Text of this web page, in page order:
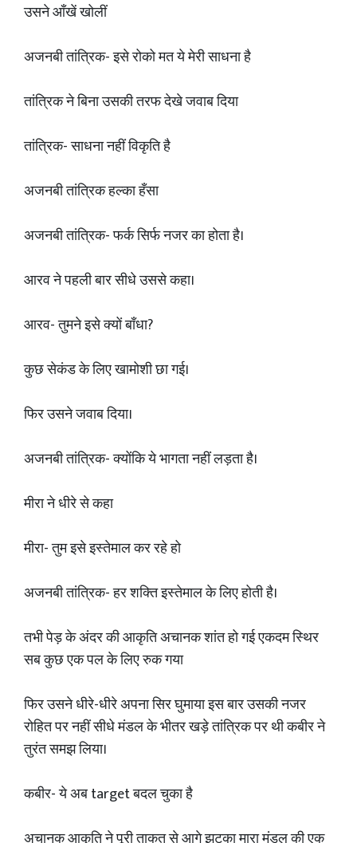
उसने आँखें खोलीं
अजनबी तांत्रिक- इसे रोको मत ये मेरी साधना है
तांत्रिक ने बिना उसकी तरफ देखे जवाब दिया
तांत्रिक- साधना नहीं विकृति है
अजनबी तांत्रिक हल्का हँसा
अजनबी तांत्रिक- फर्क सिर्फ नजर का होता है।
आरव ने पहली बार सीधे उससे कहा।
आरव- तुमने इसे क्यों बाँधा?
कुछ सेकंड के लिए खामोशी छा गई।
फिर उसने जवाब दिया।
अजनबी तांत्रिक- क्योंकि ये भागता नहीं लड़ता है।
मीरा ने धीरे से कहा
मीरा- तुम इसे इस्तेमाल कर रहे हो
अजनबी तांत्रिक- हर शक्ति इस्तेमाल के लिए होती है।
तभी पेड़ के अंदर की आकृति अचानक शांत हो गई एकदम स्थिर
सब कुछ एक पल के लिए रुक गया
फिर उसने धीरे-धीरे अपना सिर घुमाया इस बार उसकी नजर
रोहित पर नहीं सीधे मंडल के भीतर खड़े तांत्रिक पर थी कबीर ने
तुरंत समझ लिया।
कबीर- ये अब target बदल चुका है